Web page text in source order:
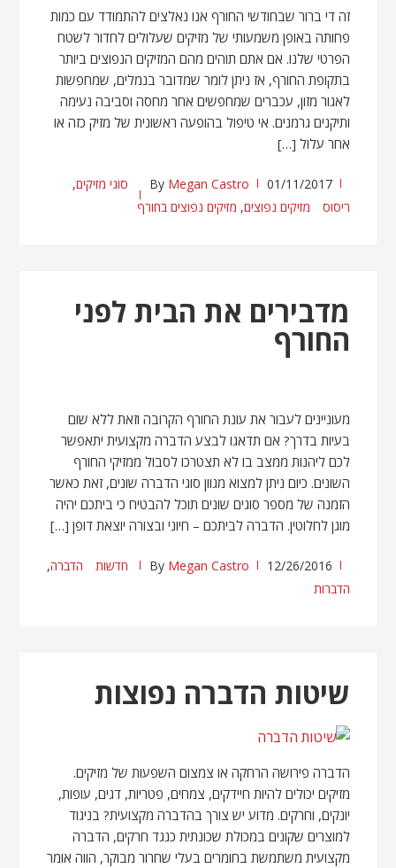
זה די ברור שבחודשי החורף אנו נאלצים להתמודד עם כמות
פחותה באופן משמעותי של מזיקים שעלולים לחדור לשטח
הפרטי שלנו. אם אתם תוהים מהם המזיקים הנפוצים ביותר
בתקופת החורף, אז ניתן לומר שמדובר בנמלים, שמחפשות
לאגור מזון, עכברים שמחפשים אחר מחסה וסביבה נעימה
ותיקנים גרמנים. אי טיפול בהופעה ראשונית של מזיק כזה או
אחר עלול […]
01/11/2017
By Megan Castro סוגי מזיקים,
ריסוס
מזיקים נפוצים, מזיקים נפוצים בחורף
מדבירים את הבית לפני
החורף
מעוניינים לעבור את עונת החורף הקרובה וזאת ללא שום
בעיות בדרך? אם תדאגו לבצע הדברה מקצועית יתאפשר
לכם ליהנות ממצב בו לא תצטרכו לסבול ממזיקי החורף
השונים. כיום ניתן למצוא מגוון סוגי הדברה שונים, זאת כאשר
הזמנה של מספר סוגים שונים תוכל להבטיח כי ביתכם יהיה
מוגן לחלוטין. הדברה לביתכם – חיוני ובצורה יוצאת דופן […]
12/26/2016
By Megan Castro חדשות הדברה,
הדברות
שיטות הדברה נפוצות
הדברה פירושה הרחקה או צמצום השפעות של מזיקים.
מזיקים יכולים להיות חיידקים, צמחים, פטריות, דגים, עופות,
יונקים, וחרקים. מדוע יש צורך בהדברה מקצועית? בניגוד
למוצרים שקונים במכולת שכונתית כנגד חרקים, הדברה
מקצועית משתמשת בחומרים בעלי שחרור מבוקר, הווה אומר